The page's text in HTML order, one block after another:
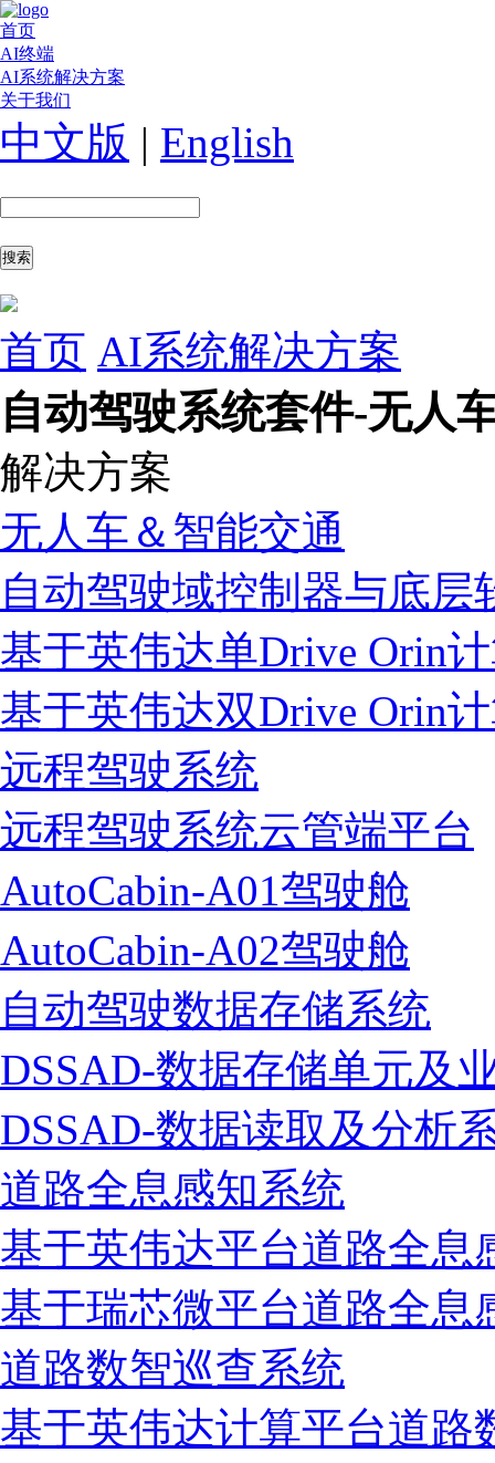
首页
AI终端
AI系统解决方案
关于我们
中文版 | English
首页 AI系统解决方案
自动驾驶系统套件-无人
解决方案
无人车＆智能交通
自动驾驶域控制器与底层
基于英伟达单Drive Orin
基于英伟达双Drive Orin
远程驾驶系统
远程驾驶系统云管端平台
AutoCabin-A01驾驶舱
AutoCabin-A02驾驶舱
自动驾驶数据存储系统
DSSAD-数据存储单元及
DSSAD-数据读取及分析
道路全息感知系统
基于英伟达平台道路全息
基于瑞芯微平台道路全息
道路数智巡查系统
基于英伟达计算平台道路